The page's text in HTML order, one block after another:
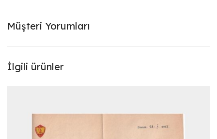
Müşteri Yorumları
İlgili ürünler